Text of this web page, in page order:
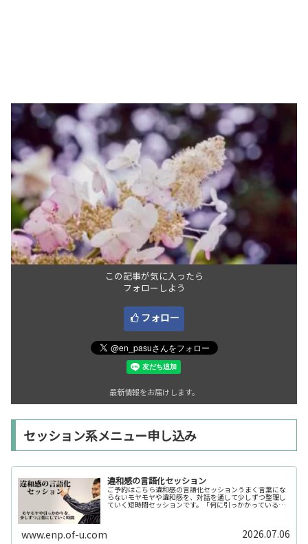
この記事が気に入ったら
フォローしよう
フォロー
最新情報をお届けします。
セッション系メニュー申し込み
違和感の言語化セッション
ご予約はこちら違和感の言語化セッションうまく言葉にな
らないモヤモヤや違和感を、対話を通して少しずつ整理し
ていく短時間セッションです。「何に引っかかっているの
か分からない」「今の自分の状態を整理したい」そんな時
www.enp.of-u.com 2026.07.06